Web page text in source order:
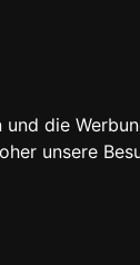
die
unsere